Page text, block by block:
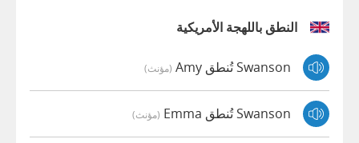
النطق باللهجة الأمريكية
Swanson تُنطق Amy (مؤنث)
Swanson تُنطق Emma (مؤنث)